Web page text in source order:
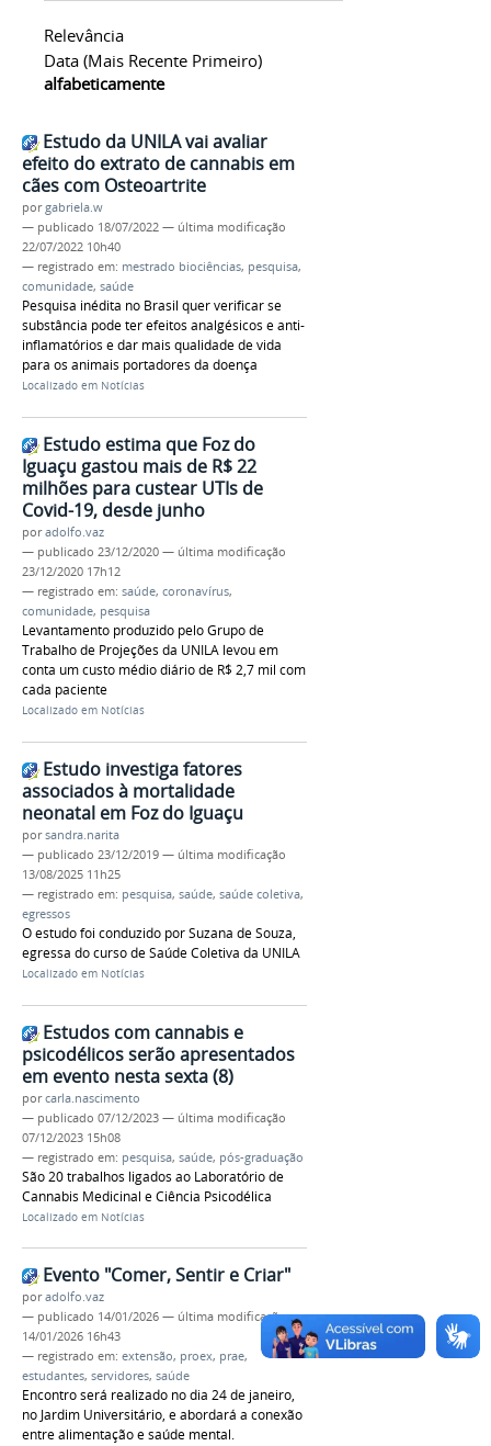
Relevância
Data (mais Recente Primeiro)
alfabeticamente
Estudo da UNILA vai avaliar
efeito do extrato de cannabis em
cães com Osteoartrite
porgabriela.w
— publicado 18/07/2022 — última modificação
22/07/2022 10h40
— registrado em: mestrado biociências, pesquisa,
comunidade, saúde
Pesquisa inédita no Brasil quer verificar se
substância pode ter efeitos analgésicos e anti-
inflamatórios e dar mais qualidade de vida
para os animais portadores da doença
Localizado em Notícias
Estudo estima que Foz do
Iguaçu gastou mais de R$ 22
milhões para custear UTIs de
Covid-19, desde junho
poradolfo.vaz
— publicado 23/12/2020 — última modificação
23/12/2020 17h12
— registrado em: saúde, coronavírus,
comunidade, pesquisa
Levantamento produzido pelo Grupo de
Trabalho de Projeções da UNILA levou em
conta um custo médio diário de R$ 2,7 mil com
cada paciente
Localizado em Notícias
Estudo investiga fatores
associados à mortalidade
neonatal em Foz do Iguaçu
porsandra.narita
— publicado 23/12/2019 — última modificação
13/08/2025 11h25
— registrado em: pesquisa, saúde, saúde coletiva,
egressos
O estudo foi conduzido por Suzana de Souza,
egressa do curso de Saúde Coletiva da UNILA
Localizado em Notícias
Estudos com cannabis e
psicodélicos serão apresentados
em evento nesta sexta (8)
porcarla.nascimento
— publicado 07/12/2023 — última modificação
07/12/2023 15h08
— registrado em: pesquisa, saúde, pós-graduação
São 20 trabalhos ligados ao Laboratório de
Cannabis Medicinal e Ciência Psicodélica
Localizado em Notícias
Evento "Comer, Sentir e Criar"
poradolfo.vaz
— publicado 14/01/2026 — última modificação
14/01/2026 16h43
— registrado em: extensão, proex, prae,
estudantes, servidores, saúde
Encontro será realizado no dia 24 de janeiro,
no Jardim Universitário, e abordará a conexão
entre alimentação e saúde mental.